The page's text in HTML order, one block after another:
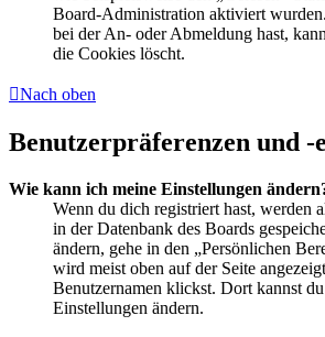
Board-Administration aktiviert
bei der An- oder Abmeldung hast,
die Cookies löscht.
Nach oben
Benutzerpräferenzen und -
Wie kann ich meine Einstellungen
Wenn du dich registriert hast, werden
in der Datenbank des Boards
ändern, gehe in den „Persönlichen
wird meist oben auf der Seite
Benutzernamen klickst. Dort kannst
Einstellungen ändern.